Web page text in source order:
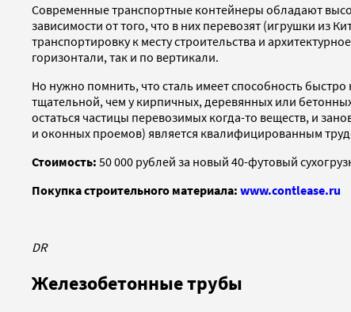
Современные транспортные контейнеры обладают
зависимости от того, что в них перевозят (игрушки
транспортировку к месту строительства и
горизонтали, так и по вертикали.
Но нужно помнить, что сталь имеет способность
тщательной, чем у кирпичных, деревянных или
остаться частицы перевозимых когда-то веществ, и
и оконных проемов) является квалифицированным
Стоимость: 50 000 рублей за новый 40-футовый
Покупка строительного материала: www.contlease.ru
DR
Железобетонные трубы